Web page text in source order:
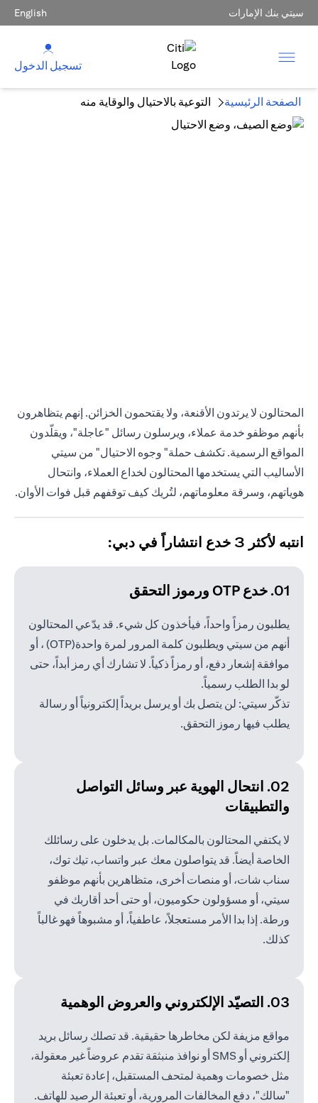
سيتي بنك الإمارات English
تسجيل الدخول
الصفحة الرئيسية التوعية بالاحتيال والوقاية منه
المحتالون لا يرتدون الأقنعة، ولا يقتحمون الخزائن. إنهم يتظاهرون
بأنهم موظفو خدمة عملاء، ويرسلون رسائل "عاجلة"، ويقلّدون
المواقع الرسمية. تكشف حملة" وجوه الاحتيال" من سيتي
الأساليب التي يستخدمها المحتالون لخداع العملاء، وانتحال
هوياتهم، وسرقة معلوماتهم، لتُريك كيف توقفهم قبل فوات الأوان.
انتبه لأكثر 3 خدع انتشاراً في دبي:
01. خدع OTP ورموز التحقق
يطلبون رمزاً واحداً، فيأخذون كل شيء. قد يدّعي المحتالون
أنهم من سيتي ويطلبون كلمة المرور لمرة واحدة(OTP) ، أو
موافقة إشعار دفع، أو رمزاً ذكياً. لا تشارك أي رمز أبداً، حتى
لو بدا الطلب رسمياً.
تذكّر سيتي: لن يتصل بك أو يرسل بريداً إلكترونياً أو رسالة
يطلب فيها رموز التحقق.
02. انتحال الهوية عبر وسائل
التواصل
والتطبيقات
لا يكتفي المحتالون بالمكالمات. بل يدخلون على رسائلك
الخاصة أيضاً. قد يتواصلون معك عبر واتساب، تيك توك،
سناب شات، أو منصات أخرى، متظاهرين بأنهم موظفو
سيتي، أو مسؤولون حكوميون، أو حتى أحد أقاربك في
ورطة. إذا بدا الأمر مستعجلاً، عاطفياً، أو مشبوهاً فهو غالباً
كذلك.
03. التصيّد الإلكتروني والعروض الوهمية
مواقع مزيفة لكن مخاطرها حقيقية. قد تصلك رسائل بريد
إلكتروني أو SMS أو نوافذ منبثقة تقدم عروضاً غير معقولة،
مثل خصومات وهمية لمتحف المستقبل، إعادة تعبئة
"سالك"، دفع المخالفات المرورية، أو تعبئة الرصيد للهاتف.